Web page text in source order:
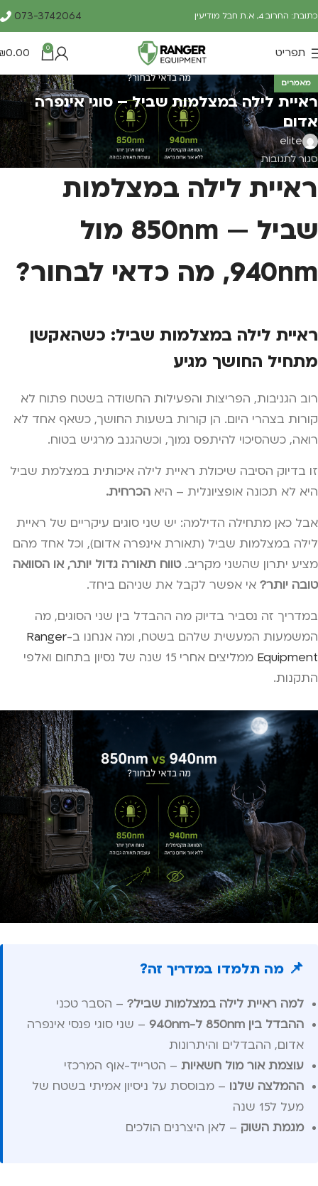
כתובת: החרוב 4, א.ת חבל מודיעין 073-3742064
תפריט 0
0.00
מאמרים
ראיית לילה במצלמות שביל – סוגי אינפרה
אדום
elite
סגור לתגובות
ראיית לילה במצלמות
שביל — 850nm מול
940nm, מה כדאי לבחור?
ראיית לילה במצלמות שביל: כשהאקשן
מתחיל החושך מגיע
רוב הגניבות, הפריצות והפעילות החשודה בשטח פתוח לא
קורות בצהרי היום. הן קורות בשעות החושך, כשאף אחד לא
רואה, כשהסיכוי להיתפס נמוך, וכשהגנב מרגיש בטוח.
זו בדיוק הסיבה שיכולת ראיית לילה איכותית במצלמת שביל
היא לא תכונה אופציונלית – היא הכרחית.
אבל כאן מתחילה הדילמה: יש שני סוגים עיקריים של ראיית
לילה במצלמות שביל (תאורת אינפרה אדום), וכל אחד מהם
מציע יתרון שהשני מקריב.טווח תאורה גדול יותר, או הסוואה
טובה יותר? אי אפשר לקבל את שניהם ביחד.
במדריך זה נסביר בדיוק מה ההבדל בין שני הסוגים, מה
המשמעות המעשית שלהם בשטח, ומה אנחנו ב-Ranger
Equipment
ממליצים אחרי 15 שנה של נסיון בתחום ואלפי
התקנות.
📌 מה תלמדו במדריך זה?
למה ראיית לילה במצלמות שביל? – הסבר טכני
ההבדל בין 850nm ל-940nm
– שני סוגי פנסי אינפרה
אדום, ההבדלים והיתרונות
עוצמת אור מול חשאיות – הטרייד-אוף המרכזי
ההמלצה שלנו – מבוססת על ניסיון אמיתי בשטח של
מעל ל15 שנה
מגמת השוק – לאן היצרנים הולכים